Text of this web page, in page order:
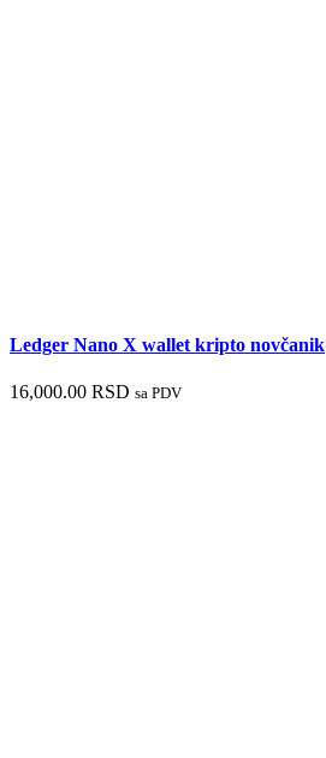
Ledger Nano X wallet kripto novčanik
16,000.00 RSD sa PDV